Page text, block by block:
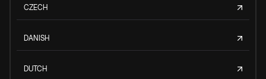
CZECH
DANISH
DUTCH